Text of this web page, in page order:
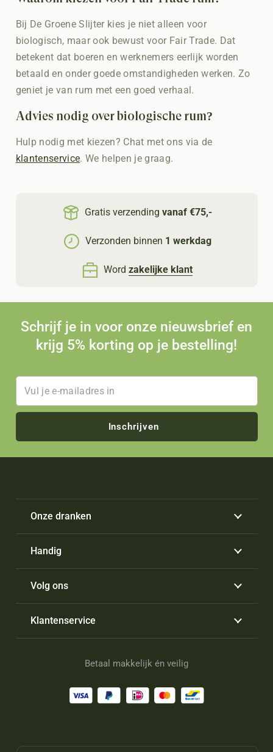
Bij De Groene Slijter kies je niet alleen voor
biologisch, maar ook bewust voor Fair Trade. Dat
betekent dat boeren en werknemers eerlijk worden
betaald en onder goede omstandigheden werken. Zo
geniet je van rum met een goed verhaal.
Advies nodig over biologische rum?
Hulp nodig met kiezen? Chat met ons via de
klantenservice. We helpen je graag.
Gratis verzendingvanaf €75,-
Verzonden binnen 1 werkdag
Word zakelijke klant
Schrijf je in voor onze nieuwsbrief en
krijg 5% korting op je bestelling!
Inschrijven
Onze dranken
Handig
Volg ons
Klantenservice
Betaal makkelijk én veilig